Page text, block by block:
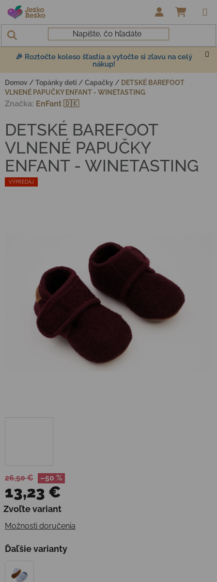
Prejsť na obsah
🎉 Roztočte koleso šťastia a vytočte si zľavu na celý
nákup!
Domov / Topánky deti / Capačky / DETSKÉ BAREFOOT
VLNENÉ PAPUČKY ENFANT - WINETASTING
26,50 € –50 %
13,23 €
Jednotková cena:
Zvoľte variant
Možnosti doručenia
Ďaľšie varianty
VÝPREDAJ
DETSKÉ BAREFOOT
VLNENÉ PAPUČKY
ENFANT - WINETASTING
Značka: EnFant 🇩🇰